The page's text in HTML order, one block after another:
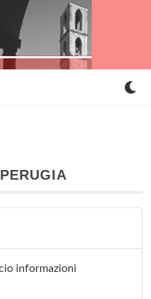
informazioni